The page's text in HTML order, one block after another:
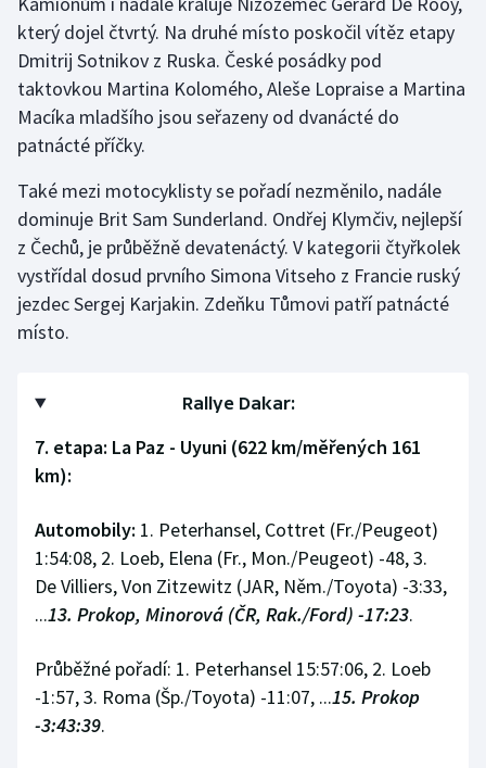
Ragby
Rychlobruslení
Rychlostní kanoistika
Short track
Sportovní střelba
Stolní tenis
Veslování
Vodní slalom
Ostatní
který dojel čtvrtý. Na druhé místo poskočil vítěz etapy
Dmitrij Sotnikov z Ruska. České posádky pod
taktovkou Martina Kolomého, Aleše Lopraise a Martina
Macíka mladšího jsou seřazeny od dvanácté do
patnácté příčky.
Také mezi motocyklisty se pořadí nezměnilo, nadále
dominuje Brit Sam Sunderland. Ondřej Klymčiv, nejlepší
z Čechů, je průběžně devatenáctý. V kategorii čtyřkolek
vystřídal dosud prvního Simona Vitseho z Francie ruský
jezdec Sergej Karjakin. Zdeňku Tůmovi patří patnácté
místo.
Rallye Dakar:
7. etapa: La Paz - Uyuni (622 km/měřených 161
km):
Automobily: 1. Peterhansel, Cottret (Fr./Peugeot)
1:54:08, 2. Loeb, Elena (Fr., Mon./Peugeot) -48, 3.
De Villiers, Von Zitzewitz (JAR, Něm./Toyota) -3:33,
...13. Prokop, Minorová (ČR, Rak./Ford) -17:23.
Průběžné pořadí: 1. Peterhansel 15:57:06, 2. Loeb
-1:57, 3. Roma (Šp./Toyota) -11:07, ...15. Prokop
-3:43:39.